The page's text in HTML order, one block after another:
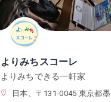
よりみちスコーレ
よりみちできる一軒家
日本、〒131-0045 東京都墨田区押上２丁目２８−３